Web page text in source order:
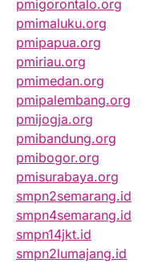
pmigorontalo.org
pmimaluku.org
pmipapua.org
pmiriau.org
pmimedan.org
pmipalembang.org
pmijogja.org
pmibandung.org
pmibogor.org
pmisurabaya.org
smpn2semarang.id
smpn4semarang.id
smpn14jkt.id
smpn2lumajang.id